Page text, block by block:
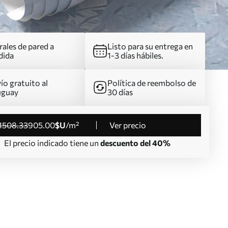
de pared a
Listo para su entrega en
1-3 días hábiles.
gratuito al
Política de reembolso de
30 días
.33905.00$U/m²
Ver precio
El precio indicado tiene un descuento del 40%